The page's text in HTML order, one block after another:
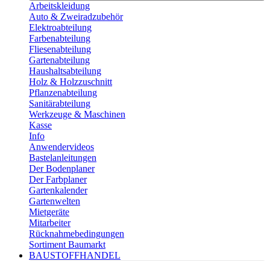
Arbeitskleidung
Auto & Zweiradzubehör
Elektroabteilung
Farbenabteilung
Fliesenabteilung
Gartenabteilung
Haushaltsabteilung
Holz & Holzzuschnitt
Pflanzenabteilung
Sanitärabteilung
Werkzeuge & Maschinen
Kasse
Info
Anwendervideos
Bastelanleitungen
Der Bodenplaner
Der Farbplaner
Gartenkalender
Gartenwelten
Mietgeräte
Mitarbeiter
Rücknahmebedingungen
Sortiment Baumarkt
BAUSTOFFHANDEL